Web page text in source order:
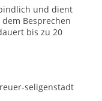
und dient
Besprechen
bis zu 20
seligenstadt